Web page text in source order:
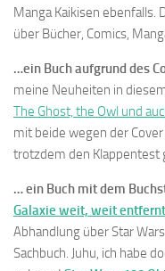
Manga Kaikisen ebenfalls.
über Bücher, Comics,
…ein Buch aufgrund des
meine Neuheiten in
The Ghost, the Owl und
mit beide wegen der
trotzdem den Klappentest
… ein Buch mit dem
Galaxie weit, weit
Abhandlung über Star
Sachbuch. Juhu, ich habe